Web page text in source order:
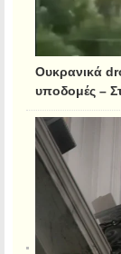
Ουκρανικά
υποδομές –